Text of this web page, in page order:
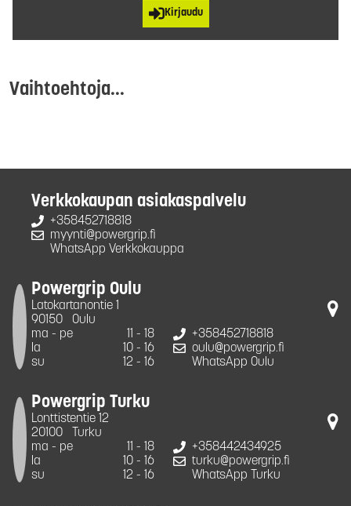
Kirjaudu
Vaihtoehtoja...
Verkkokaupan asiakaspalvelu
+358452718818
myynti@powergrip.fi
WhatsApp Verkkokauppa
Powergrip Oulu
Latokartanontie 1
90150
Oulu
ma - pe
11 - 18
la
10 - 16
su
12 - 16
+358452718818
oulu@powergrip.fi
WhatsApp Oulu
Powergrip Turku
Lonttistentie 12
20100
Turku
ma - pe
11 - 18
la
10 - 16
su
12 - 16
+358442434925
turku@powergrip.fi
WhatsApp Turku